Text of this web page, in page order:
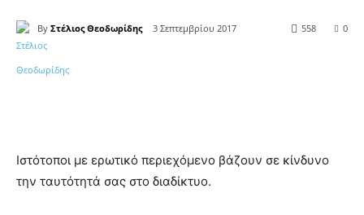
By Στέλιος Θεοδωρίδης 3 Σεπτεμβρίου 2017 0
558
Ιστότοποι με ερωτικό περιεχόμενο βάζουν σε κίνδυνο
την ταυτότητά σας στο διαδίκτυο.